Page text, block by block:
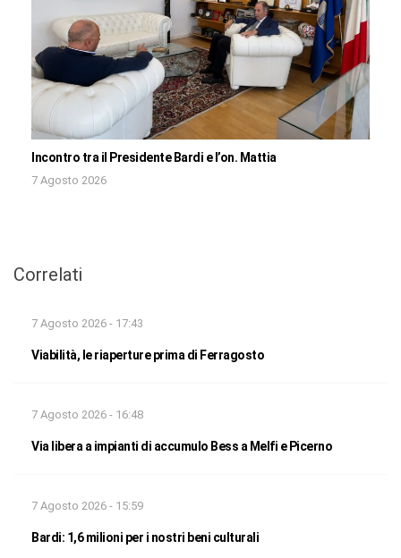
Incontro tra il Presidente Bardi e l’on. Mattia
7 Agosto 2026
Correlati
7 Agosto 2026 - 17:43
Viabilità, le riaperture prima di Ferragosto
7 Agosto 2026 - 16:48
Via libera a impianti di accumulo Bess a Melfi e Picerno
7 Agosto 2026 - 15:59
Bardi: 1,6 milioni per i nostri beni culturali